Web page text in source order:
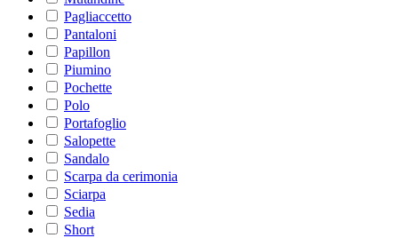
Pagliaccetto
Pantaloni
Papillon
Piumino
Pochette
Polo
Portafoglio
Salopette
Sandalo
Scarpa da cerimonia
Sciarpa
Sedia
Short